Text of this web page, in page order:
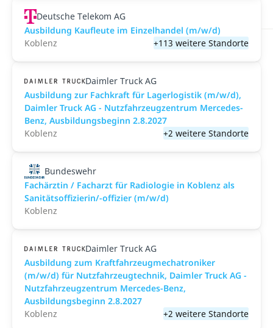
Deutsche Telekom AG
Ausbildung Kaufleute im Einzelhandel (m/w/d)
Koblenz
+113 weitere Standorte
Daimler Truck AG
Ausbildung zur Fachkraft für Lagerlogistik (m/w/d),
Daimler Truck AG - Nutzfahrzeugzentrum Mercedes-
Benz, Ausbildungsbeginn 2.8.2027
Koblenz
+2 weitere Standorte
Bundeswehr
Fachärztin / Facharzt für Radiologie in Koblenz als
Sanitätsoffizierin/-offizier (m/w/d)
Koblenz
Daimler Truck AG
Ausbildung zum Kraftfahrzeugmechatroniker
(m/w/d) für Nutzfahrzeugtechnik, Daimler Truck AG -
Nutzfahrzeugzentrum Mercedes-Benz,
Ausbildungsbeginn 2.8.2027
Koblenz
+2 weitere Standorte